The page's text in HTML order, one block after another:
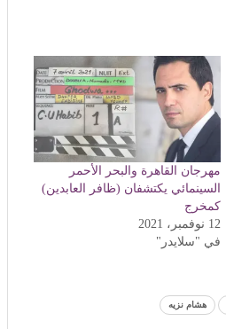
مهرجان القاهرة والبحر الأحمر
السينمائي يكتشفان (ظافر العابدين)
كمخرج
12 نوفمبر، 2021
في "سلايدر"
هشام نزيه